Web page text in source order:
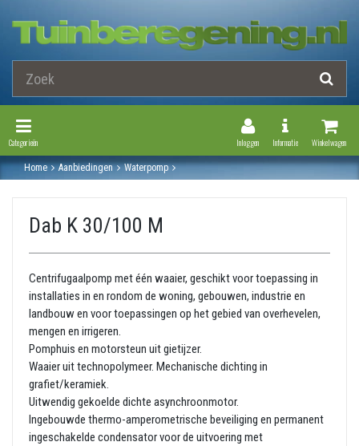
Winkelwagen
Toggle
Informatie
Inloggen
Toggle Navigation
Categorieën
Home Aanbiedingen
Waterpomp
Dab K 30/100 M
Centrifugaalpomp met één waaier, geschikt voor toepassing in
installaties in en rondom de woning, gebouwen, industrie en
landbouw en voor toepassingen op het gebied van overhevelen,
mengen en irrigeren.
Pomphuis en motorsteun uit gietijzer.
Waaier uit technopolymeer. Mechanische dichting in
grafiet/keramiek.
Uitwendig gekoelde dichte asynchroonmotor.
Ingebouwde thermo-amperometrische beveiliging en permanent
ingeschakelde condensator voor de uitvoering met